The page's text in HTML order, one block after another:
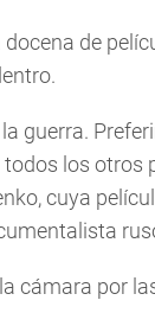
de
guerra.
los otros
cuya
cámara por